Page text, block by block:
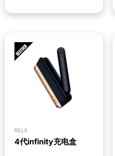
RELX
4代infinity充电盒